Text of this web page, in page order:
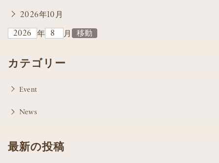
2026年10月
年
月
カテゴリー
Event
News
最新の投稿